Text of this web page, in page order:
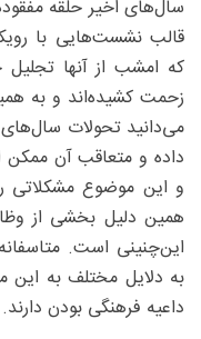
سال‌های اخیر حلقه
قالب نشست‌هایی با
که امشب از آنها
زحمت کشیده‌اند و به
می‌دانید تحولات
داده و متعاقب آن
و این موضوع مشکلاتی
همین دلیل بخشی از
این‌چنینی است.
به دلایل مختلف به
داعیه فرهنگی بودن دارند.